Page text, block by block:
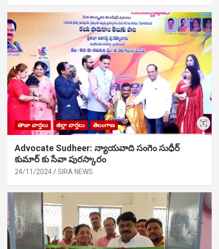
తాజా వార్తలు జిల్లా వార్తలు తెలంగాణ
Advocate Sudheer: న్యాయవాది సంగెం సుధీర్
కుమార్ కు సేవా పురస్కారం
24/11/2024 SIRA NEWS